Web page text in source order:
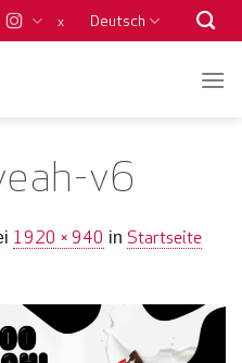
x Deutsch
v6
1920 × 940 in Startseite